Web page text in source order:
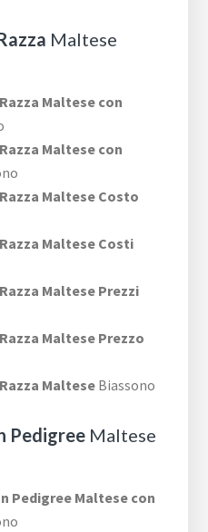
Maltese
Maltese con
Maltese con
Maltese Costo
Maltese Costi
Maltese Prezzi
Maltese Prezzo
Maltese Biassono
Pedigree Maltese
Pedigree Maltese con